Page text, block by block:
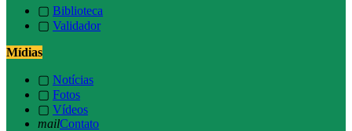
▢ Biblioteca
▢ Validador
Mídias
▢ Notícias
▢ Fotos
▢ Vídeos
mailContato